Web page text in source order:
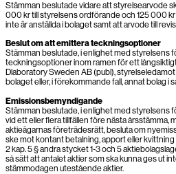
Stämman beslutade vidare att styrelsearvode
000 kr till styrelsens ordförande och 125 000
inte är anställda i bolaget samt att arvode till
Beslut om att emittera teckningsoptioner
Stämman beslutade, i enlighet med styrelsens
tecknings­optioner inom ramen för ett
Dlaboratory Sweden AB (publ),
bolaget eller, i förekommande fall, annat bolag i
Emissionsbemyndigande
Stämman beslutade, i enlighet med styrelsens
vid ett eller flera tillfällen före nästa årsstämma,
aktieägarnas företrädesrätt, besluta om
ske mot kontant betalning, apport eller kvittning
2 kap. 5 § andra stycket 1-3 och 5
så sätt att antalet aktier som ska kunna ges ut
stämmodagen utestående aktier.